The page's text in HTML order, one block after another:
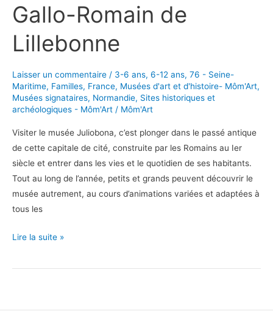
Gallo-Romain de
Lillebonne
Laisser un commentaire / 3-6 ans, 6-12 ans, 76 - Seine-
Maritime, Familles, France, Musées d'art et d'histoire- Môm'Art,
Musées signataires, Normandie, Sites historiques et
archéologiques - Môm'Art / Môm'Art
Visiter le musée Juliobona, c’est plonger dans le passé antique
de cette capitale de cité, construite par les Romains au Ier
siècle et entrer dans les vies et le quotidien de ses habitants.
Tout au long de l’année, petits et grands peuvent découvrir le
musée autrement, au cours d’animations variées et adaptées à
tous les
Voyage
l’Antiquité
Lire la suite »